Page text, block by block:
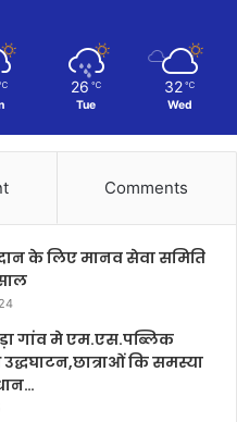
26 ℃
Tue
32 ℃
Wed
Comments
के लिए मानव सेवा समिति
गांव मे एम.एस.पब्लिक
कि समस्या